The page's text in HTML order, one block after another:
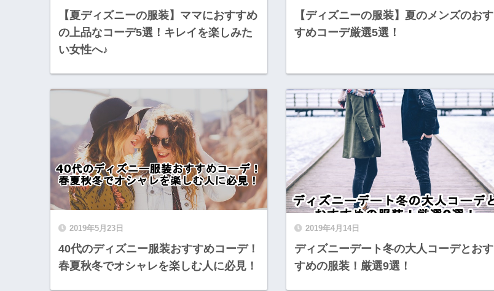
【夏ディズニーの服装】ママにおすすめ
の上品なコーデ5選！キレイを楽しみた
い女性へ♪
【ディズニーの服装】夏のメンズのおす
すめコーデ厳選5選！
2019年5月23日
40代のディズニー服装おすすめコーデ！
春夏秋冬でオシャレを楽しむ人に必見！
2019年4月14日
ディズニーデート冬の大人コーデとおす
すめの服装！厳選9選！